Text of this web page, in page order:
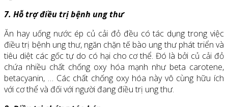
7. Hỗ trợ điều trị bệnh ung thư
Ăn hay uống nước ép củ cải đỏ đều có tác dụng trong việc
điều trị bệnh ung thư, ngăn chặn tế bào ung thư phát triển và
tiêu diệt các gốc tự do có hại cho cơ thể. Đó là bởi củ cải đỏ
chứa nhiều chất chống oxy hóa mạnh như beta carotene,
betacyanin, … Các chất chống oxy hóa này vô cùng hữu ích
với cơ thể và đối với người đang điều trị ung thư.